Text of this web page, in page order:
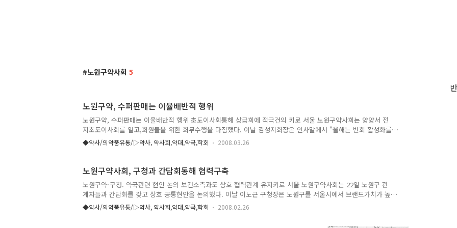
노원구약사회 5
노원구약, 수퍼판매는 이율배반적 행위
노원구약, 수퍼판매는 이율배반적 행위 초도이사회통해 상급회에 적극건의 키로 서울 노원구약사회는 양양서 전
지초도이사회를 열고,회원들을 위한 회무수행을 다짐했다. 이날 김성지회장은 인사말에서 "올해는 반회 활성화를
통하여 약사 화합의 문화가 정착될 수 있도록 노력 할 것"이라고 밝히고 "6월 도봉·강북구와 합동으로 실시하는
체육대회에 협조해 줄것과 5북회 모임의 결성에 회장으로서 임원 워크숍, 테니스대회, 골프대회, 중랑천 걷기대회
임위원장들이 금년도 사업계획을 발표하고 “가정 내 의약품의 올바른 사용과 회수 처리 시법사업”을 설명하였다.
상급회 건의사항으로는 일반의약품 슈퍼 판매 저지를 적극 건의하..
◆약사/의약품유통/▷약사, 약사회,약대,약국,학회 2008.03.26
노원구약사회, 구청과 간담회통해 협력구축
노원구약-구청. 약국관련 현안 논의 보건소측과도 상호 협력관계 유지키로 서울 노원구약사회는 22일 노원구 관
계자들과 간담회를 갖고 상호 공통현안을 논의했다. 이날 이노근 구청장은 노원구를 서울시에서 브랜드가치가 높
은 구로 성장하기 위한 숙원사업에 노원구 약사회에서 적극 협조하여 줄 것을 요청하였고, 김성지회장은 지금까
지 열심히 해온 인보사업과 구민 발전을 위한 일이라면 약사회에서 적극 협력 할 것은 약속 하였다. 또 이번 간담
◆약사/의약품유통/▷약사, 약사회,약대,약국,학회 2008.02.26